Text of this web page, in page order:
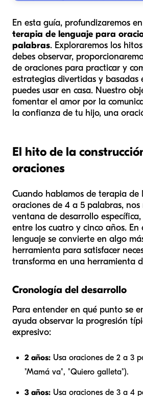
En esta guía, profundizaremos
terapia de lenguaje para
palabras. Exploraremos los
debes observar,
de oraciones para practicar y
estrategias divertidas y basadas
puedes usar en casa. Nuestro
fomentar el amor por la
la confianza de tu hijo, una
El hito de la
oraciones
Cuando hablamos de terapia de
oraciones de 4 a 5 palabras, nos
ventana de desarrollo
entre los cuatro y cinco años. En
lenguaje se convierte en algo
herramienta para satisfacer
transforma en una herramienta
Cronología del desarrollo
Para entender en qué punto se
ayuda observar la progresión
expresivo:
2 años: Usa oraciones de 2 a 3
"Mamá va", "Quiero galleta").
3 años: Usa oraciones de 3 a 4